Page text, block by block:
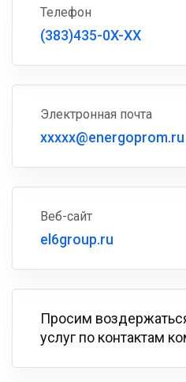
Телефон
(383)435-0X-XX
Электронная почта
xxxxx@energoprom.ru
Веб-сайт
el6group.ru
Просим
услуг по контактам